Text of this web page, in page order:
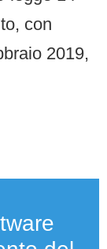
con
2019,